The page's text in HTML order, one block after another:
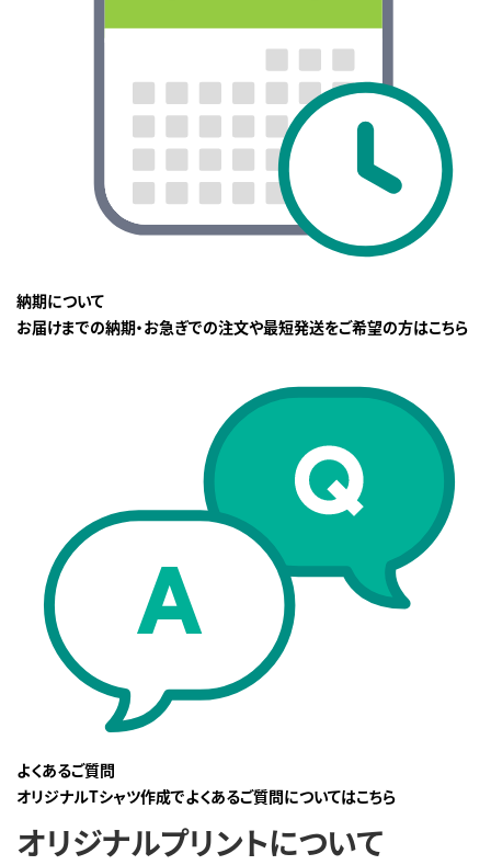
納期について
お届けまでの納期・お急ぎでの注文や最短発送をご希望の方はこちら
よくあるご質問
オリジナルTシャツ作成でよくあるご質問についてはこちら
オリジナルプリントについて